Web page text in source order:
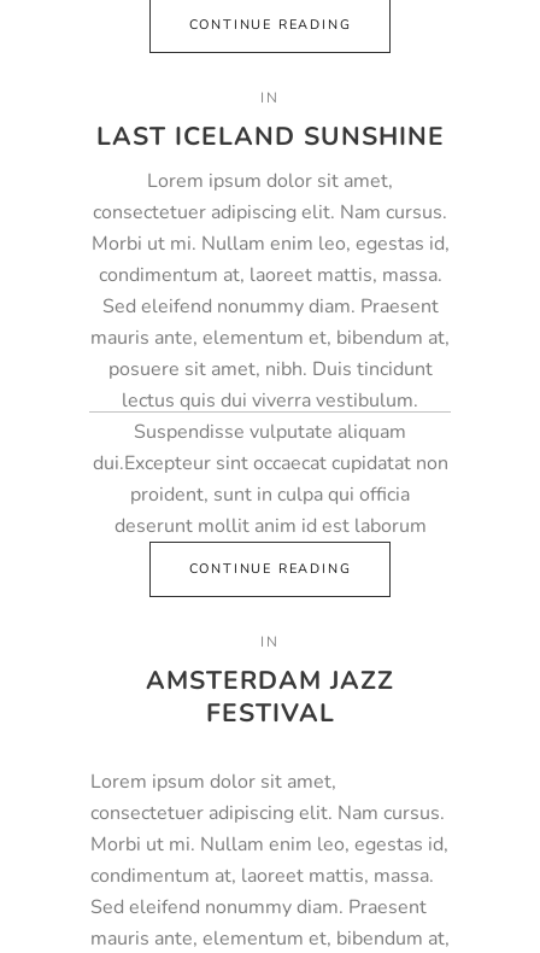
CONTINUE READING
IN
LAST ICELAND SUNSHINE
Lorem ipsum dolor sit amet,
consectetuer adipiscing elit. Nam cursus.
Morbi ut mi. Nullam enim leo, egestas id,
condimentum at, laoreet mattis, massa.
Sed eleifend nonummy diam. Praesent
mauris ante, elementum et, bibendum at,
posuere sit amet, nibh. Duis tincidunt
lectus quis dui viverra vestibulum.
Suspendisse vulputate aliquam
dui.Excepteur sint occaecat cupidatat non
proident, sunt in culpa qui officia
deserunt mollit anim id est laborum
CONTINUE READING
IN
AMSTERDAM JAZZ
FESTIVAL
Lorem ipsum dolor sit amet,
consectetuer adipiscing elit. Nam cursus.
Morbi ut mi. Nullam enim leo, egestas id,
condimentum at, laoreet mattis, massa.
Sed eleifend nonummy diam. Praesent
mauris ante, elementum et, bibendum at,